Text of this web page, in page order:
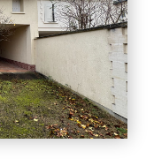
fermées pouvant
polyvalents.
4 500 m², la
ouvrant sur une
être avec sauna et
l'ensemble,
fermé. Une
et sérénité, à
Pour plus
privée, nous